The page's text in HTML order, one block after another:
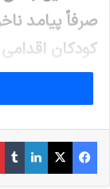
صرفاً پیامد
کودکان
متجاوزان به
نوشته های مشابه
فیس بوک X